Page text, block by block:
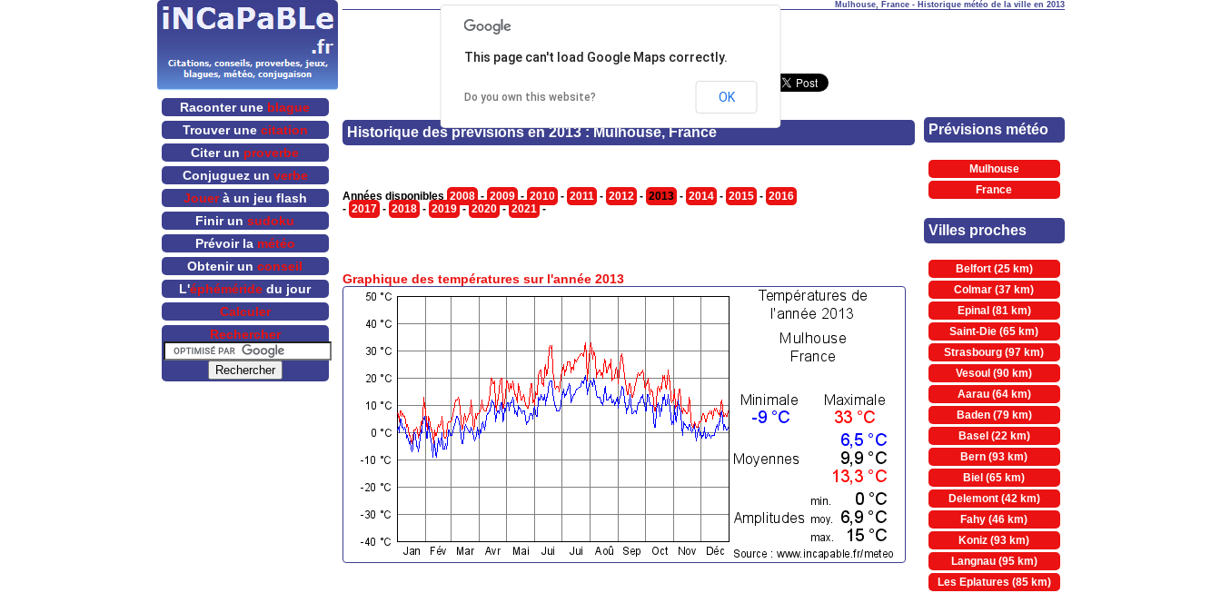
Mulhouse, France - Historique météo de la ville en 2013
Historique des prévisions en 2013 : Mulhouse, France
Années disponibles 2008 - 2009 - 2010 - 2011 - 2012 - 2013 - 2014 - 2015 - 2016
- 2017 - 2018 - 2019 - 2020 - 2021 -
Graphique des températures sur l'année 2013
This page can't load Google Maps correctly.
Do you own this website? OK
Prévisions météo
Mulhouse
France
Villes proches
Belfort (25 km)
Colmar (37 km)
Epinal (81 km)
Saint-Die (65 km)
Strasbourg (97 km)
Vesoul (90 km)
Aarau (64 km)
Baden (79 km)
Basel (22 km)
Bern (93 km)
Biel (65 km)
Delemont (42 km)
Fahy (46 km)
Koniz (93 km)
Langnau (95 km)
Les Eplatures (85 km)
Raconter une blague
Trouver une citation
Citer un proverbe
Conjuguez un verbe
Jouerà un jeu flash
Finir un sudoku
Prévoir la météo
Obtenir un conseil
L'éphéméride du jour
Calculer
Rechercher